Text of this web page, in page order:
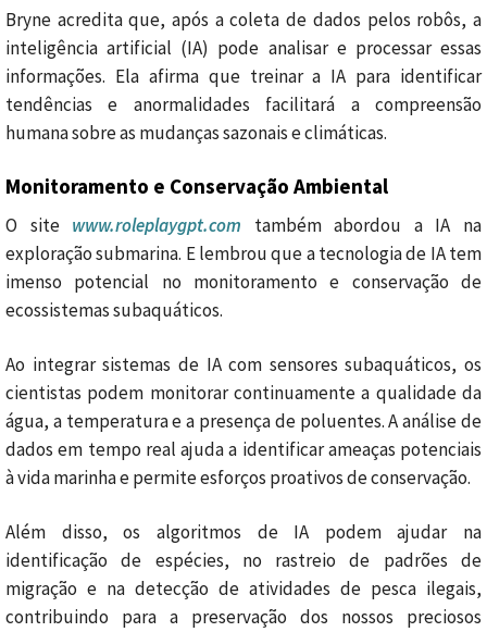
Bryne acredita que, após a coleta de dados pelos robôs, a
inteligência artificial (IA) pode analisar e processar essas
informações. Ela afirma que treinar a IA para identificar
tendências e anormalidades facilitará a compreensão
humana sobre as mudanças sazonais e climáticas.
Monitoramento e Conservação Ambiental
O site www.roleplaygpt.com também abordou a IA na
exploração submarina. E lembrou que a tecnologia de IA tem
imenso potencial no monitoramento e conservação de
ecossistemas subaquáticos.
Ao integrar sistemas de IA com sensores subaquáticos, os
cientistas podem monitorar continuamente a qualidade da
água, a temperatura e a presença de poluentes. A análise de
dados em tempo real ajuda a identificar ameaças potenciais
à vida marinha e permite esforços proativos de conservação.
Além disso, os algoritmos de IA podem ajudar na
identificação de espécies, no rastreio de padrões de
migração e na detecção de atividades de pesca ilegais,
contribuindo para a preservação dos nossos preciosos